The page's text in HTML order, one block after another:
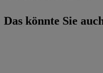
Das könnte Sie